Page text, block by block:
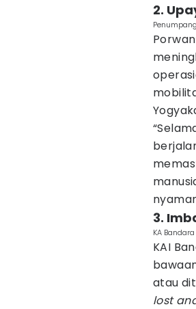
2.
3.
KA
KAI
atau
lost